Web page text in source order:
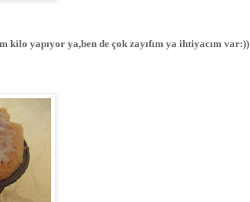
yapıyor ya,ben de çok zayıfım ya ihtiyacım var:))